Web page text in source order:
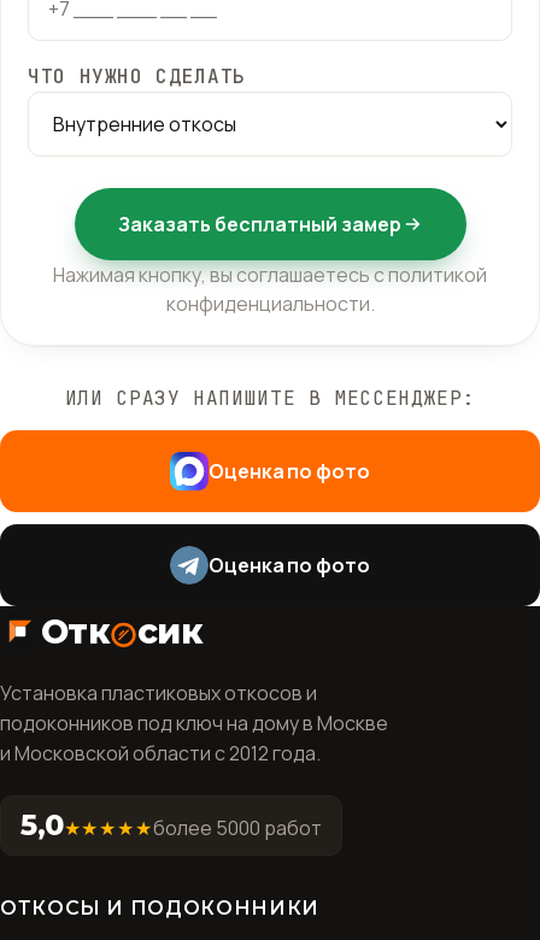
ЧТО НУЖНО СДЕЛАТЬ
Заказать бесплатный замер
Нажимая кнопку, вы соглашаетесь сполитикой
конфиденциальности.
ИЛИ СРАЗУ НАПИШИТЕ В МЕССЕНДЖЕР:
Оценка по фото
Оценка по фото
Отк сик
Установка пластиковых откосов и
подоконников под ключ на дому в Москве
и Московской области с 2012 года.
5,0★★★★★более 5000 работ
ОТКОСЫ И ПОДОКОННИКИ